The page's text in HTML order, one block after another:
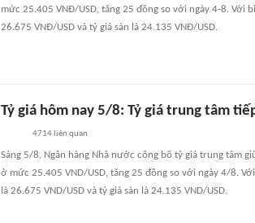
mức 25.405 VNĐ/USD, tăng 25 đồng so với ngày 4-8. Với
26.675 VNĐ/USD và tỷ giá sàn là 24.135 VNĐ/USD.
Tỷ giá hôm nay 5/8: Tỷ giá trung tâm
4714 liên quan
Sáng 5/8, Ngân hàng Nhà nước công bố tỷ giá trung tâm
ở mức 25.405 VND/USD, tăng 25 đồng so với ngày 4/8.
là 26.675 VND/USD và tỷ giá sàn là 24.135 VND/USD.